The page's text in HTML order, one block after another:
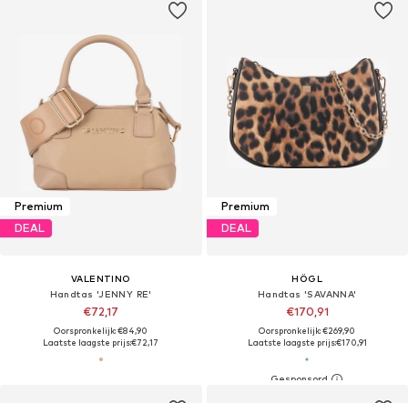
Premium
DEAL
VALENTINO
Handtas 'JENNY RE'
€72,17
Oorspronkelijk: €84,90
Laatste laagste prijs:€72,17
Premium
DEAL
HÖGL
Handtas 'SAVANNA'
€170,91
Oorspronkelijk: €269,90
Laatste laagste prijs:€170,91